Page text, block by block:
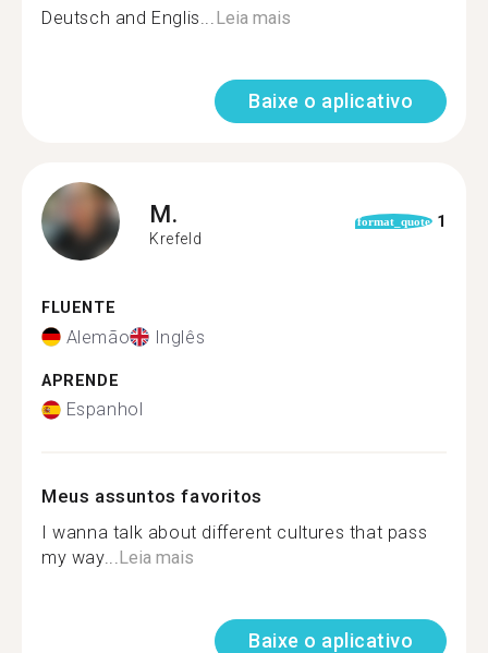
Deutsch and Englis...Leia mais
Baixe o aplicativo
M.
Krefeld
format_quote 1
FLUENTE
Alemão Inglês
APRENDE
Espanhol
Meus assuntos favoritos
I wanna talk about different cultures that pass
my way...Leia mais
Baixe o aplicativo